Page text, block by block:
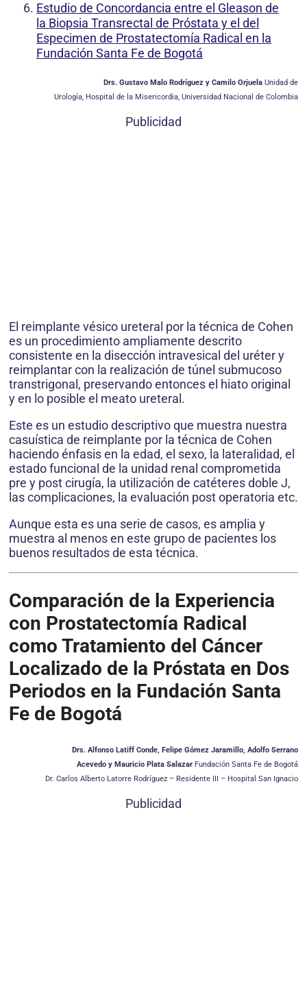
Estudio de Concordancia entre el Gleason de
la Biopsia Transrectal de Próstata y el del
Especimen de Prostatectomía Radical en la
Fundación Santa Fe de Bogotá
Drs. Gustavo Malo Rodríguez y Camilo Orjuela Unidad de
Urología, Hospital de la Misericordia, Universidad Nacional de Colombia
Publicidad
El reimplante vésico ureteral por la técnica de Cohen
es un procedimiento ampliamente descrito
consistente en la disección intravesical del uréter y
reimplantar con la realización de túnel submucoso
transtrigonal, preservando entonces el hiato original
y en lo posible el meato ureteral.
Este es un estudio descriptivo que muestra nuestra
casuística de reimplante por la técnica de Cohen
haciendo énfasis en la edad, el sexo, la lateralidad, el
estado funcional de la unidad renal comprometida
pre y post cirugía, la utilización de catéteres doble J,
las complicaciones, la evaluación post operatoria etc.
Aunque esta es una serie de casos, es amplia y
muestra al menos en este grupo de pacientes los
buenos resultados de esta técnica.
Comparación de la Experiencia
con Prostatectomía Radical
como Tratamiento del Cáncer
Localizado de la Próstata en Dos
Periodos en la Fundación Santa
Fe de Bogotá
Drs. Alfonso Latiff Conde, Felipe Gómez Jaramillo, Adolfo Serrano
Acevedo y Mauricio Plata Salazar Fundación Santa Fe de Bogotá
Dr. Carlos Alberto Latorre Rodríguez – Residente III – Hospital San Ignacio
Publicidad